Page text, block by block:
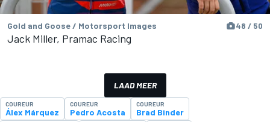
Gold and Goose / Motorsport Images 48 / 50
Jack Miller, Pramac Racing
LAAD MEER
COUREUR
Álex Márquez
COUREUR
Pedro Acosta
COUREUR
Brad Binder